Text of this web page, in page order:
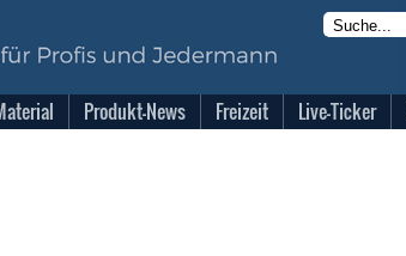
Produkt-News Freizeit Live-Ticker